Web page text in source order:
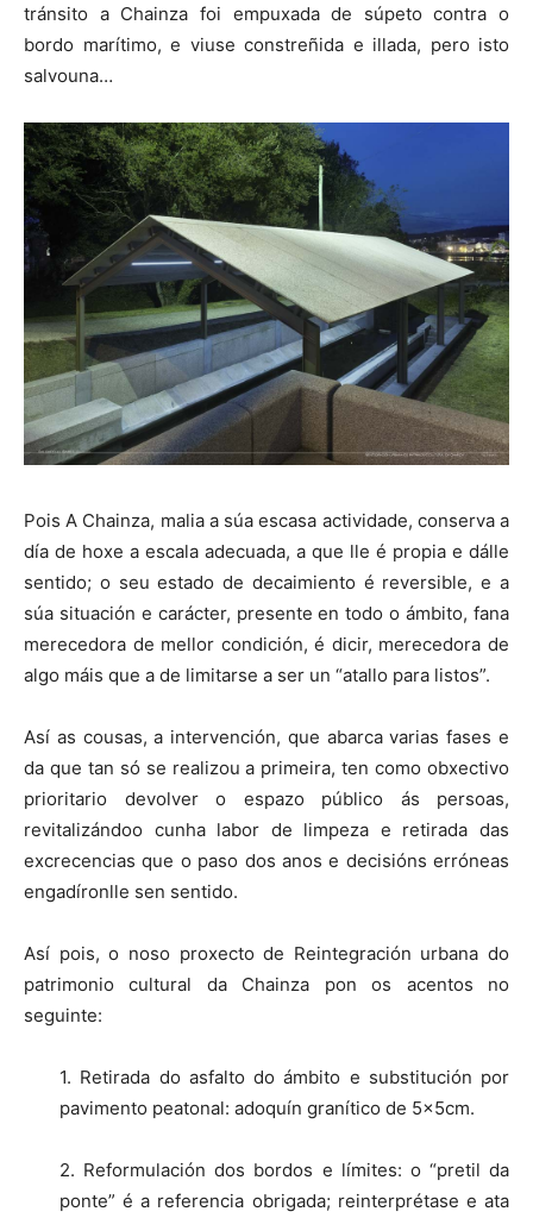
tránsito a Chainza foi empuxada de súpeto contra o
bordo marítimo, e viuse constreñida e illada, pero isto
salvouna…
Pois A Chainza, malia a súa escasa actividade, conserva a
día de hoxe a escala adecuada, a que lle é propia e dálle
sentido; o seu estado de decaimiento é reversible, e a
súa situación e carácter, presente en todo o ámbito, fana
merecedora de mellor condición, é dicir, merecedora de
algo máis que a de limitarse a ser un “atallo para listos”.
Así as cousas, a intervención, que abarca varias fases e
da que tan só se realizou a primeira, ten como obxectivo
prioritario devolver o espazo público ás persoas,
revitalizándoo cunha labor de limpeza e retirada das
excrecencias que o paso dos anos e decisións erróneas
engadíronlle sen sentido.
Así pois, o noso proxecto de Reintegración urbana do
patrimonio cultural da Chainza pon os acentos no
seguinte:
1. Retirada do asfalto do ámbito e substitución por
pavimento peatonal: adoquín granítico de 5x5cm.
2. Reformulación dos bordos e límites: o “pretil da
ponte” é a referencia obrigada; reinterprétase e ata